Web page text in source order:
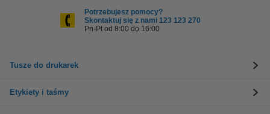
Potrzebujesz pomocy?
Skontaktuj się z nami 123 123 270
Pn-Pt od 8:00 do 16:00
Tusze do drukarek
Etykiety i taśmy